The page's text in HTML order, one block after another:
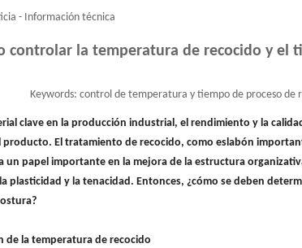
- Información técnica
controlar la temperatura de recocido y el
Keywords: control de temperatura y tiempo de proceso
clave en la producción industrial, el rendimiento y la
producto. El tratamiento de recocido, como eslabón
un papel importante en la mejora de la estructura
plasticidad y la tenacidad. Entonces, ¿cómo se deben
de la temperatura de recocido